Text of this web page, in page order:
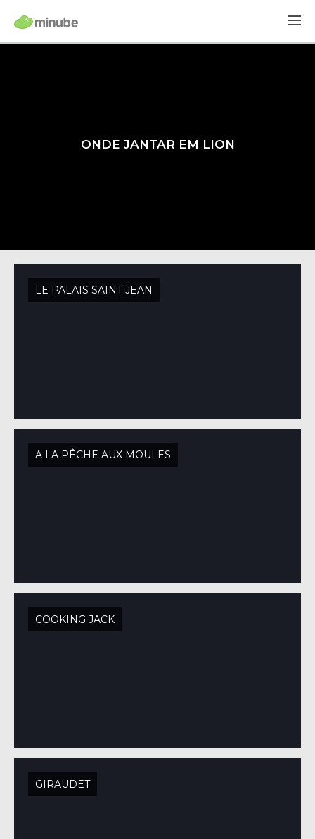
ONDE JANTAR EM LION
LE PALAIS SAINT JEAN
A LA PÊCHE AUX MOULES
COOKING JACK
GIRAUDET